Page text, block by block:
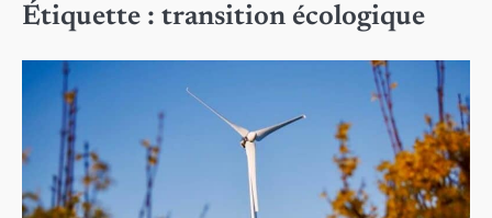
Étiquette : transition écologique